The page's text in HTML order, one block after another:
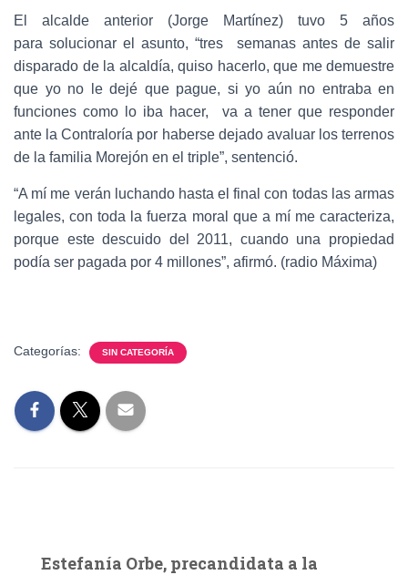
El alcalde anterior (Jorge Martínez) tuvo 5 años
para solucionar el asunto, “tres semanas antes de salir
disparado de la alcaldía, quiso hacerlo, que me demuestre
que yo no le dejé que pague, si yo aún no entraba en
funciones como lo iba hacer, va a tener que responder
ante la Contraloría por haberse dejado avaluar los terrenos
de la familia Morejón en el triple”, sentenció.
“A mí me verán luchando hasta el final con todas las armas
legales, con toda la fuerza moral que a mí me caracteriza,
porque este descuido del 2011, cuando una propiedad
podía ser pagada por 4 millones”, afirmó. (radio Máxima)
Categorías: SIN CATEGORÍA
Estefanía Orbe, precandidata a la